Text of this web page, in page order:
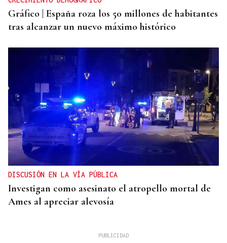
Gráfico | España roza los 50 millones de habitantes
tras alcanzar un nuevo máximo histórico
DISCUSIÓN EN LA VÍA PÚBLICA
Investigan como asesinato el atropello mortal de
Ames al apreciar alevosía